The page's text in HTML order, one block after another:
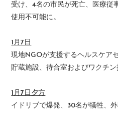
受け、4名の市民が死亡、医療従
使用不可能に。
1月7日
現地NGOが支援するヘルスケア
貯蔵施設、待合室およびワクチン
1月7日夕方
イドリブで爆発、30名が犠牲、